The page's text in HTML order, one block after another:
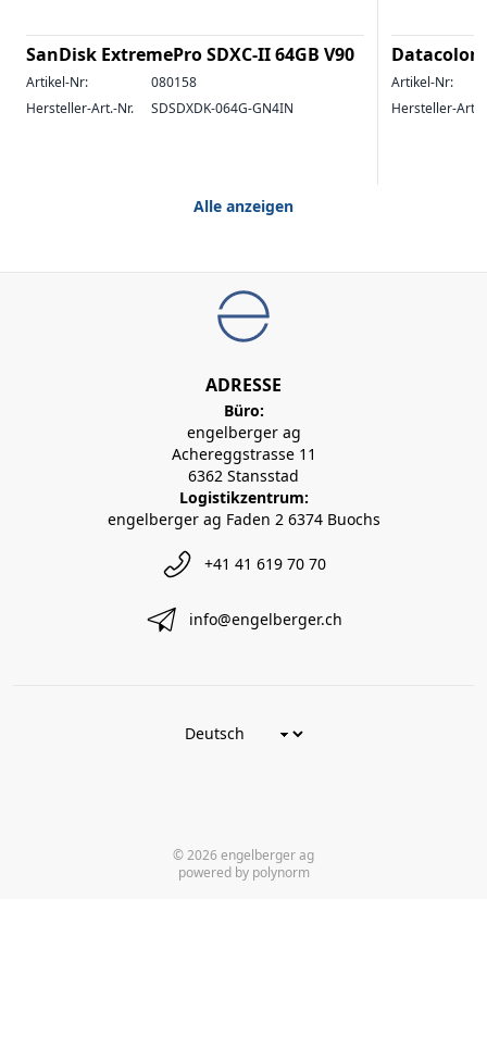
SanDisk ExtremePro SDXC-II 64GB V90
Artikel-Nr:
080158
Hersteller-Art.-Nr.
SDSDXDK-064G-GN4IN
Datacolor
Artikel-Nr:
Hersteller-Art.-
Alle anzeigen
ADRESSE
Büro:
engelberger ag
Achereggstrasse 11
6362 Stansstad
Logistikzentrum:
engelberger ag Faden 2 6374 Buochs
+41 41 619 70 70
info@engelberger.ch
© 2026 engelberger ag
powered by polynorm